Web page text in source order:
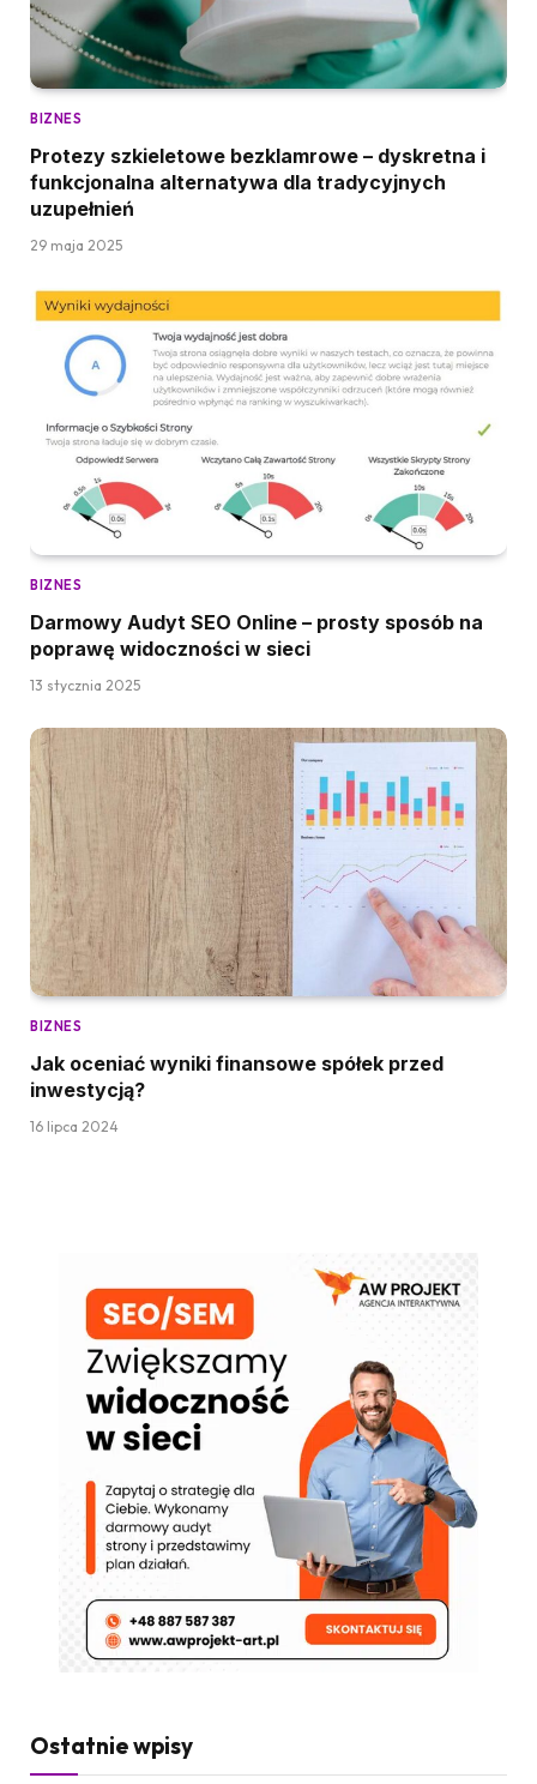
BIZNES
Protezy szkieletowe bezklamrowe – dyskretna i
funkcjonalna alternatywa dla tradycyjnych
uzupełnień
29 maja 2025
BIZNES
Darmowy Audyt SEO Online – prosty sposób na
poprawę widoczności w sieci
13 stycznia 2025
BIZNES
Jak oceniać wyniki finansowe spółek przed
inwestycją?
16 lipca 2024
Ostatnie wpisy